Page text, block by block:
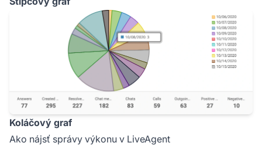
Koláčový graf
Ako nájsť správy výkonu v LiveAgent